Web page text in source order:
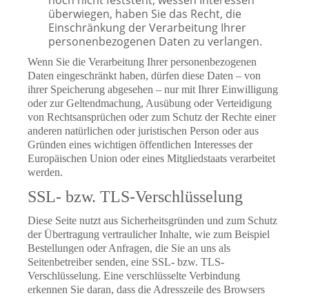
überwiegen, haben Sie das Recht, die
Einschränkung der Verarbeitung Ihrer
personenbezogenen Daten zu verlangen.
Wenn Sie die Verarbeitung Ihrer personenbezogenen
Daten eingeschränkt haben, dürfen diese Daten – von
ihrer Speicherung abgesehen – nur mit Ihrer Einwilligung
oder zur Geltendmachung, Ausübung oder Verteidigung
von Rechtsansprüchen oder zum Schutz der Rechte einer
anderen natürlichen oder juristischen Person oder aus
Gründen eines wichtigen öffentlichen Interesses der
Europäischen Union oder eines Mitgliedstaats verarbeitet
werden.
SSL- bzw. TLS-Verschlüsselung
Diese Seite nutzt aus Sicherheitsgründen und zum Schutz
der Übertragung vertraulicher Inhalte, wie zum Beispiel
Bestellungen oder Anfragen, die Sie an uns als
Seitenbetreiber senden, eine SSL- bzw. TLS-
Verschlüsselung. Eine verschlüsselte Verbindung
erkennen Sie daran, dass die Adresszeile des Browsers